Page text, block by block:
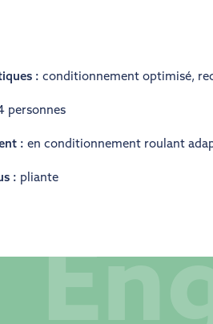
: conditionnement optimisé,
personnes
: en conditionnement roulant
: pliante